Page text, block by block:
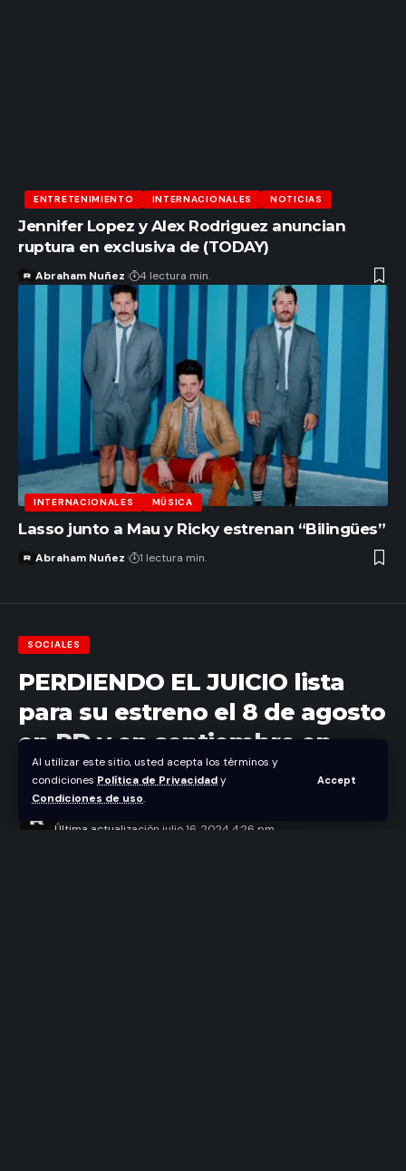
Al utilizar este sitio, usted acepta los términos y
condiciones Política de Privacidady
Condiciones de uso.
Accept
ENTRETENIMIENTO INTERNACIONALES NOTICIAS
Jennifer Lopez y Alex Rodriguez anuncian
ruptura en exclusiva de (TODAY)
Abraham Nuñez 4 lectura min.
INTERNACIONALES MÚSICA
Lasso junto a Mau y Ricky estrenan “Bilingües”
Abraham Nuñez 1 lectura min.
SOCIALES
PERDIENDO EL JUICIO lista
para su estreno el 8 de agosto
en RD y en septiembre en
cines de Puerto Rico y USA
Última actualización julio 16, 2024 4:26 pm